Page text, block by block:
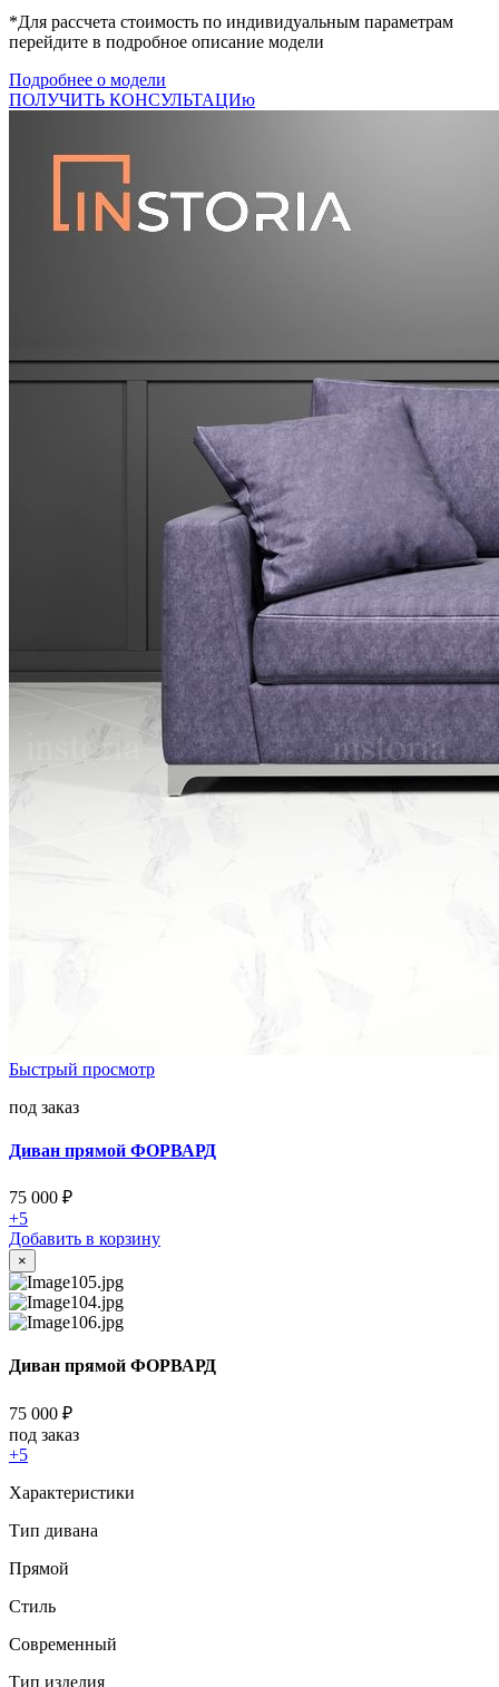
*Для рассчета стоимость по индивидуальным параметрам
перейдите в подробное описание модели
Подробнее о модели
ПОЛУЧИТЬ КОНСУЛЬТАЦИю
Быстрый просмотр
под заказ
Диван прямой ФОРВАРД
75 000 ₽
+5
Добавить в корзину
×
Диван прямой ФОРВАРД
75 000 ₽
под заказ
+5
Характеристики
Тип дивана
Прямой
Стиль
Современный
Тип изделия